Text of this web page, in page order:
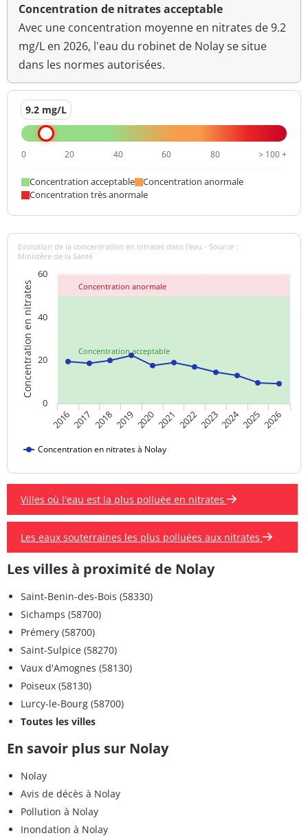
Concentration de nitrates acceptable
Avec une concentration moyenne en nitrates de 9.2
mg/L en 2026, l'eau du robinet de Nolay se situe
dans les normes autorisées.
9.2 mg/L
0 20 40 60 80 > 100 +
Concentration acceptable
Concentration anormale
Concentration très anormale
Concentration acceptable
Concentration anormale
Concentration en nitrates
Evolution de la concentration en nitrates dans l'eau - Source :
Ministère de la Santé
Concentration en nitrates à Nolay
20162017 2018201920202021 20222023202420252026
0
20
40
60
Villes où l'eau est la plus polluée en nitrates
Les eaux souterraines les plus polluées aux nitrates
Les villes à proximité de Nolay
Saint-Benin-des-Bois (58330)
Sichamps (58700)
Prémery (58700)
Saint-Sulpice (58270)
Vaux d'Amognes (58130)
Poiseux (58130)
Lurcy-le-Bourg (58700)
Toutes les villes
En savoir plus sur Nolay
Nolay
Avis de décès à Nolay
Pollution à Nolay
Inondation à Nolay